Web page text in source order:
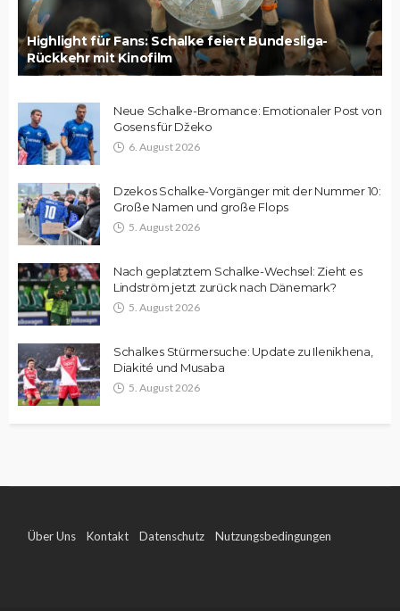
Highlight für Fans: Schalke feiert Bundesliga-
Rückkehr mit Kinofilm
Neue Schalke-Bromance: Emotionaler Post von
Gosens für Džeko
6. August 2026
Dzekos Schalke-Vorgänger mit der Nummer 10:
Große Namen und große Flops
5. August 2026
Nach geplatztem Schalke-Wechsel: Zieht es
Lindström jetzt zurück nach Dänemark?
5. August 2026
Schalkes Stürmersuche: Update zu Ilenikhena,
Diakité und Musaba
5. August 2026
Über Uns Kontakt Datenschutz Nutzungsbedingungen